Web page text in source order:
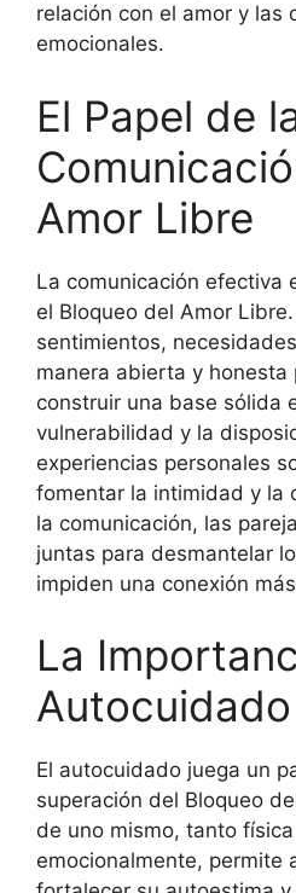
relación con el amor y las
emocionales.
El Papel de
Amor Libre
La comunicación efectiva
el Bloqueo del Amor
sentimientos,
manera abierta y honesta
construir una base sólida
vulnerabilidad y la
experiencias personales
fomentar la intimidad y la
la comunicación, las
juntas para desmantelar
impiden una conexión
La
Autocuidado
El autocuidado juega un
superación del Bloqueo
de uno mismo, tanto
emocionalmente, permite